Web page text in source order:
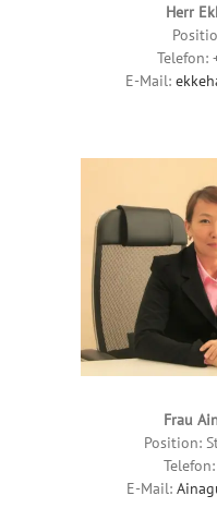
Herr
Telefon:
E-Mail:
Frau
Position:
E-Mail: